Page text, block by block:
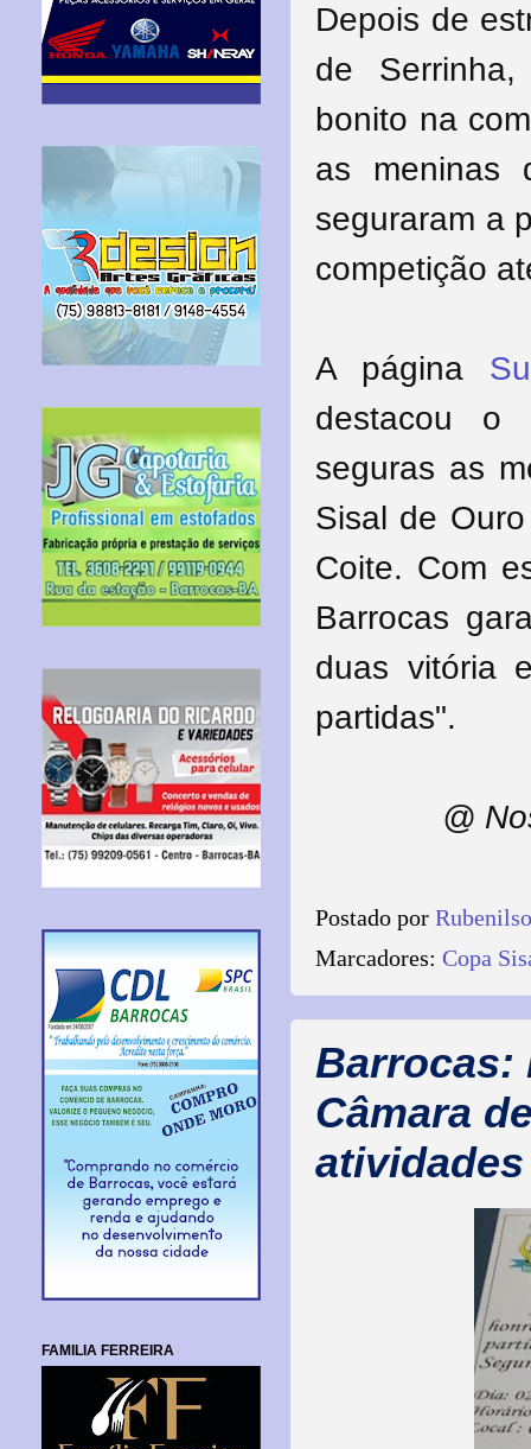
Depois de
de
bonito na
as meninas
seguraram a
competição
A página
destacou o
seguras as
Sisal de
Coite. Com
Barrocas
duas vitória
partidas".
@
Postado por
Marcadores: Copa
Barrocas:
Câmara
FAMILIA FERREIRA